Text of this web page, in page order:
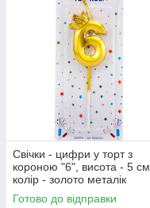
Свічки - цифри у торт з
короною "6", висота - 5 см,
колір - золото металік
Готово до відправки